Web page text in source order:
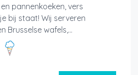
pannenkoeken, vers
bij staat! Wij serveren
Brusselse wafels,...